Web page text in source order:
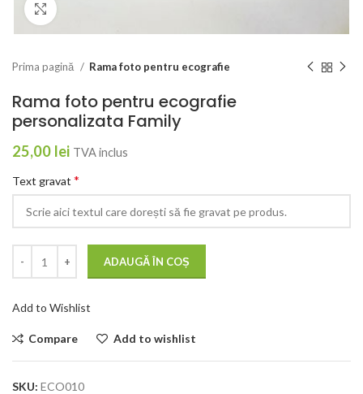
Prima pagină Rama foto pentru ecografie
Rama foto pentru ecografie
personalizata Family
25,00 lei TVA inclus
Text gravat *
ADAUGĂ ÎN COȘ
Add to Wishlist
Compare Add to wishlist
SKU: ECO010